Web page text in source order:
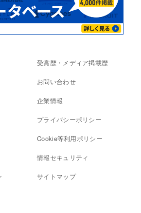
受賞歴・メディア掲載歴
お問い合わせ
企業情報
プライバシーポリシー
Cookie等利用ポリシー
情報セキュリティ
サイトマップ